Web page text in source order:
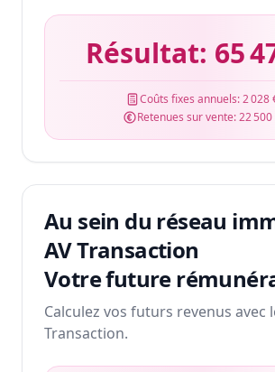
Résultat: 65
Coûts fixes annuels:2 028
Retenues sur vente:22 500
Au sein du réseau
AV Transaction
Votre future
Calculez vos futurs revenus avec
Transaction.